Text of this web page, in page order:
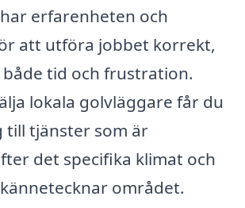
erfarenheten och
att utföra jobbet korrekt,
tid och frustration.
lokala golvläggare får du
till tjänster som är
det specifika klimat och
området.